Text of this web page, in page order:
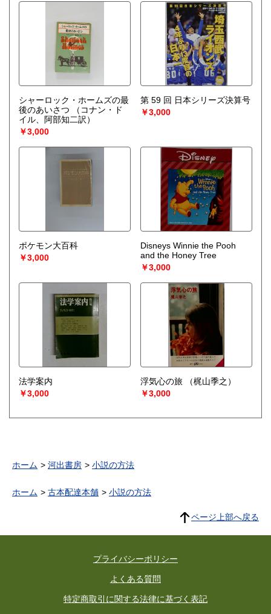
シャーロック・ホームズの最
後のあいさつ
（コナン・ド
イル、阿部知二訳）
￥3,000
第 59 回 日本シリーズ決算号
￥3,000
ポケモン大百科
￥3,000
Disneys Winnie the Pooh
and the Honey Tree
￥3,000
法学案内
￥3,000
浮気心の旅
（梶山季之）
￥3,000
ホーム 河出書房 小説の方法
ホーム 古本配達本舗 小説の方法
ページ上部へ戻る
プライバシーポリシー
よくある質問
特定商取引に関する法律に基づく表記